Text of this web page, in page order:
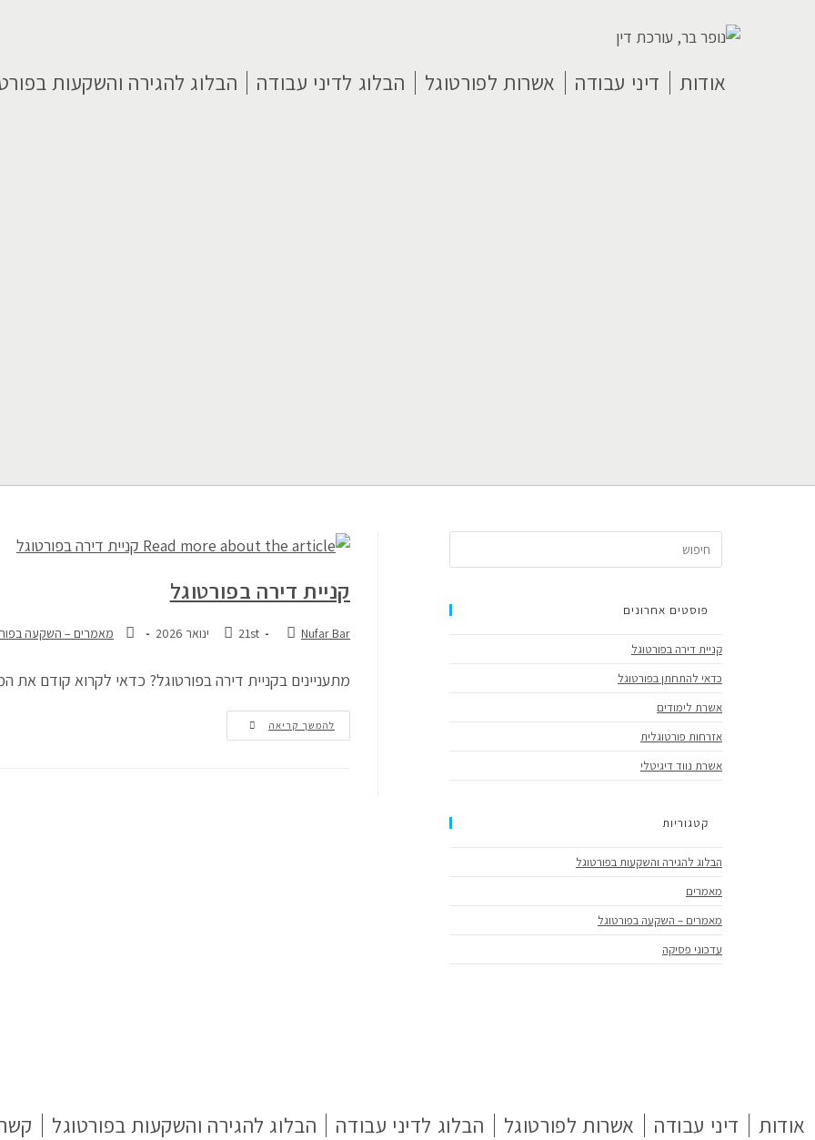
אודות דיני עבודה אשרות לפורטוגל הבלוג לדיני עבודה הבלוג להגירה והשקעות
קניית דירה בפורטוגל
Nufar Bar 21st ינואר 2026 מאמרים – השקעה
מתעניינים בקניית דירה בפורטוגל? כדאי לקרוא קודם את
להמשך קריאה
פוסטים אחרונים
קניית דירה בפורטוגל
כדאי להתחתן בפורטוגל
אשרת לימודים
אזרחות פורטוגלית
אשרת נווד דיגיטלי
קטגוריות
הבלוג להגירה והשקעות בפורטוגל
מאמרים
מאמרים – השקעה בפורטוגל
עדכוני פסיקה
אודות דיני עבודה אשרות לפורטוגל הבלוג לדיני עבודה הבלוג להגירה והשקעות בפורטוגל